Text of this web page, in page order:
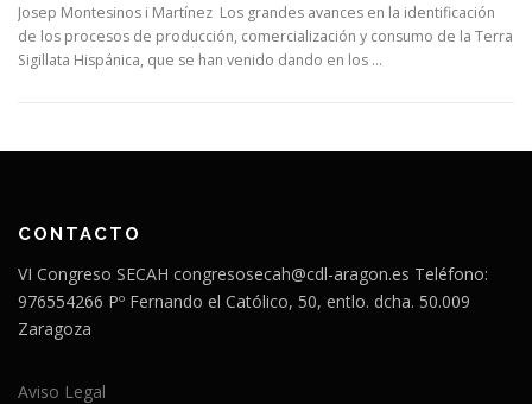
Josep Montesinos i Martínez Los grandes avances en la identificación
de los procesos de producción, comercialización y consumo de la Terra
Sigillata Hispánica, que se han venido dando en los …
CONTACTO
VI Congreso SECAH congresosecah@cdl-aragon.es Teléfono:
976554266 Pº Fernando el Católico, 50, entlo. dcha. 50.009
Zaragoza
Aviso Legal